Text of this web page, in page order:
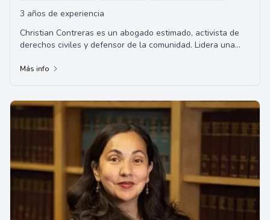
3 años de experiencia
Christian Contreras es un abogado estimado, activista de
derechos civiles y defensor de la comunidad. Lidera una
Más info